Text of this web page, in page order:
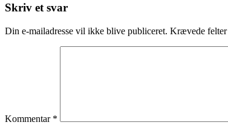
Skriv et svar
Din e-mailadresse vil ikke blive publiceret. Krævede felter
Kommentar *